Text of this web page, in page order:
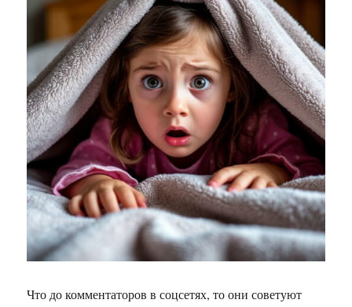
Что до комментаторов в соцсетях, то они советуют